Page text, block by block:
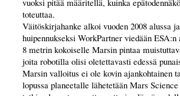
vuoksi pitää määritellä, kuinka
toteuttaa.
Väitöskirjahanke alkoi vuoden 2008 alussa
huipennukseksi WorkPartner viedään
8 metrin kokoiselle Marsin pintaa
joita robotilla olisi oletettavasti edessä
Marsin valloitus ei ole kovin ajankohtainen
lopussa planeetalle lähetetään Mars